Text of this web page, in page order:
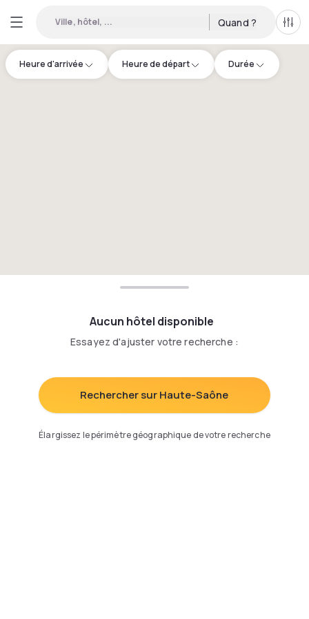
Ville, hôtel, ... Quand ?
Heure d'arrivée Heure de départ Durée
Aucun hôtel disponible
Essayez d'ajuster votre recherche :
Rechercher sur Haute-Saône
Élargissez le périmètre géographique de votre recherche